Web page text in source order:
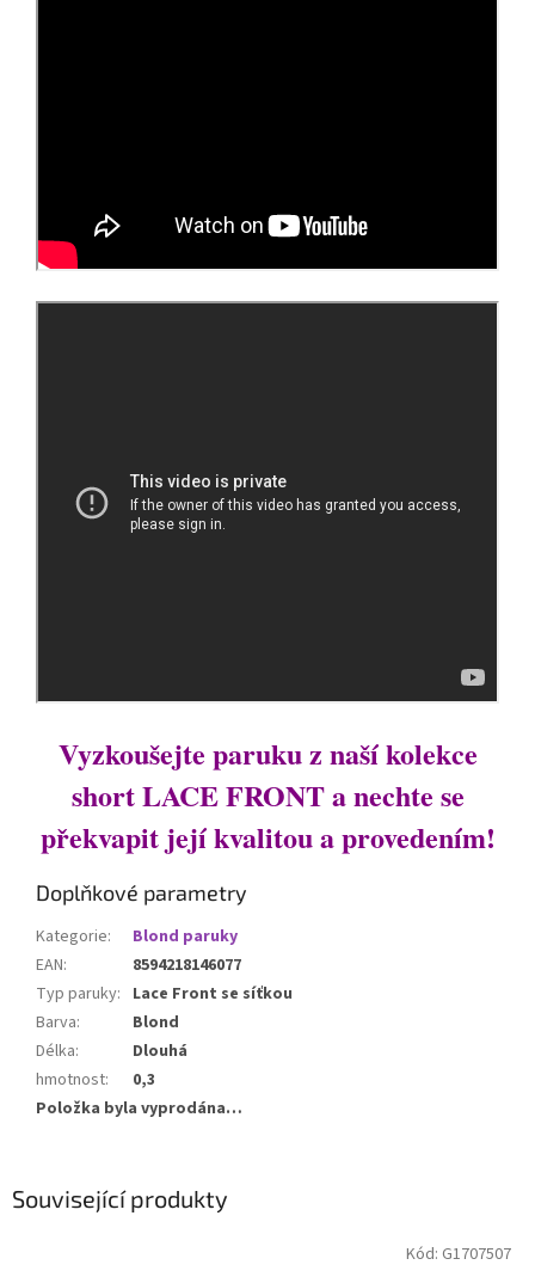
Související produkty
Kód: G1707507
Vyzkoušejte paruku z naší kolekce
short LACE FRONT a nechte se
překvapit její kvalitou a provedením!
Doplňkové parametry
Kategorie:
Blond paruky
EAN:
8594218146077
Typ paruky: Lace Front se síťkou
Barva:
Blond
Délka:
Dlouhá
hmotnost:
0,3
Položka byla vyprodána…